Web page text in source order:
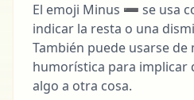
El emoji Minus ➖ se usa
indicar la resta o una
También puede usarse de
humorística para implicar
algo a otra cosa.